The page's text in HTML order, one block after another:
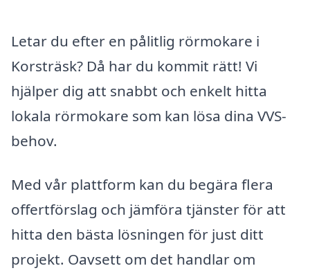
Letar du efter en pålitlig rörmokare i
Korsträsk? Då har du kommit rätt! Vi
hjälper dig att snabbt och enkelt hitta
lokala rörmokare som kan lösa dina VVS-
behov.
Med vår plattform kan du begära flera
offertförslag och jämföra tjänster för att
hitta den bästa lösningen för just ditt
projekt. Oavsett om det handlar om